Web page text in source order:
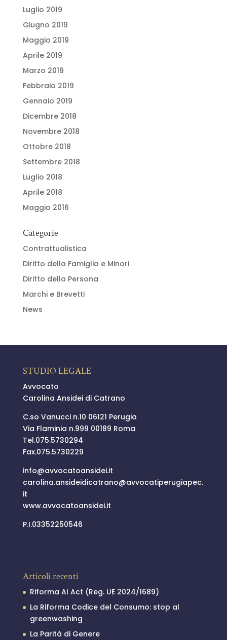
Luglio 2019
Giugno 2019
Maggio 2019
Aprile 2019
Marzo 2019
Febbraio 2019
Gennaio 2019
Dicembre 2018
Novembre 2018
Ottobre 2018
Settembre 2018
Luglio 2018
Aprile 2018
Maggio 2016
Categorie
Contrattualistica
Diritto della Famiglia e Minori
Diritto della Persona
Marchi e Brevetti
News
STUDIO LEGALE
Avvocato
Carolina Ansidei di Catrano
C.so Vanucci n.10 06121 Perugia
Via Flaminia n.999 00189 Roma
Tel.075.5730294
Fax.075.5730229
info@avvocatoansidei.it
carolina.ansideidicatrano@avvocatiperugiapec.
it
www.avvocatoansidei.it
P.I.03352250546
Articoli recenti
Riforma AI Act (Reg. UE 2024/1689)
La Riforma Codice del Consumo: stop al
greenwashing
La Parità di Genere